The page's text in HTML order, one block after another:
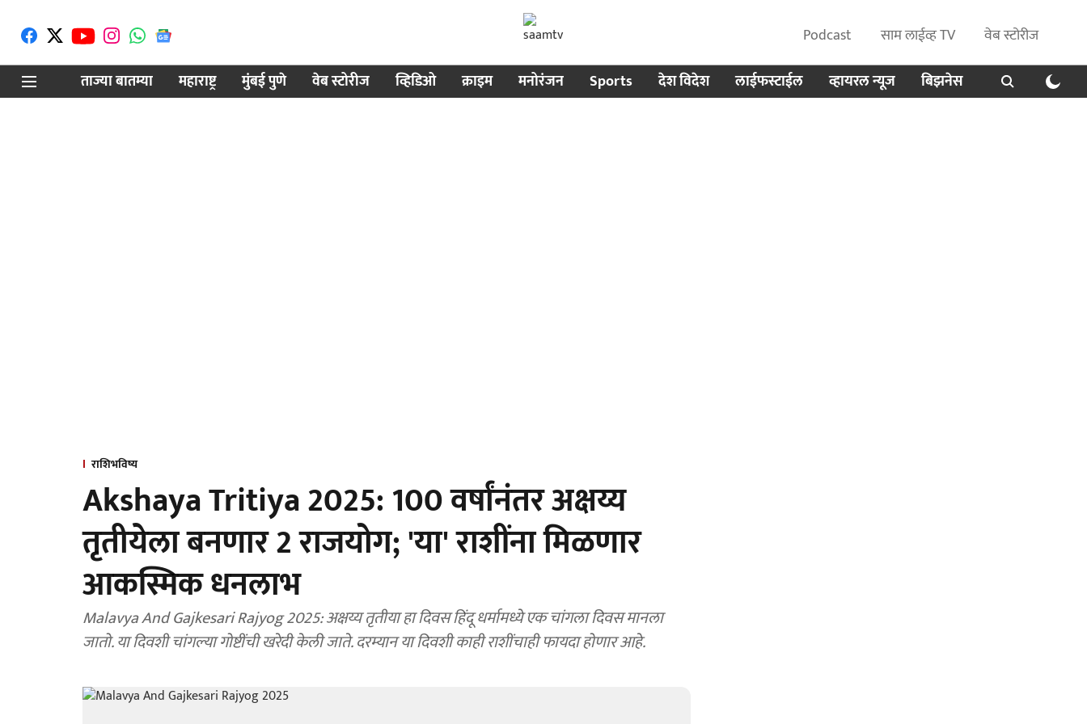
Podcast साम लाईव्ह TV
वेब स्टोरीज
ताज्या बातम्या
महाराष्ट्र मुंबई पुणे वेब स्टोरीज व्हिडिओ क्राइम मनोरंजन Sports देश विदेश लाईफस्टाईल व्हायरल न्यूज बिझनेस
राशिभविष्य
Akshaya Tritiya 2025: 100 वर्षांनंतर अक्षय्य
तृतीयेला बनणार 2 राजयोग; 'या' राशींना मिळणार
आकस्मिक धनलाभ
Malavya And Gajkesari Rajyog 2025: अक्षय्य तृतीया हा दिवस हिंदू धर्मामध्ये एक चांगला दिवस मानला
जातो. या दिवशी चांगल्या गोष्टींची खरेदी केली जाते. दरम्यान या दिवशी काही राशींचाही फायदा होणार आहे.